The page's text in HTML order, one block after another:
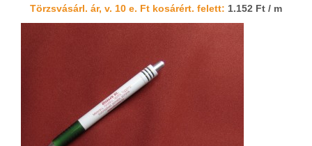
Törzsvásárl. ár, v. 10 e. Ft kosárért. felett: 1.152 Ft / m